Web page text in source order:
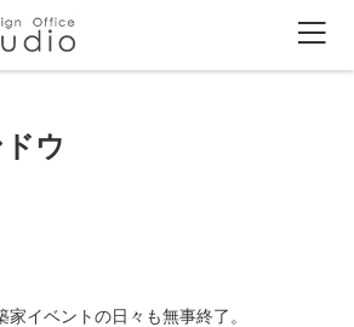
ウ
イベントの日々も無事終了。